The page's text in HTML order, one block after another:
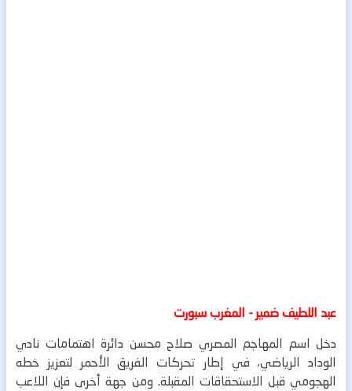
عبد اللطيف ضمير - المغرب سبورت
دخل اسم المهاجم المصري صلاح محسن دائرة اهتمامات نادي
الوداد الرياضي، في إطار تحركات الفريق الأحمر لتعزيز خطه
الهجومي قبل الاستحقاقات المقبلة. ومن جهة أخرى فإن اللاعب